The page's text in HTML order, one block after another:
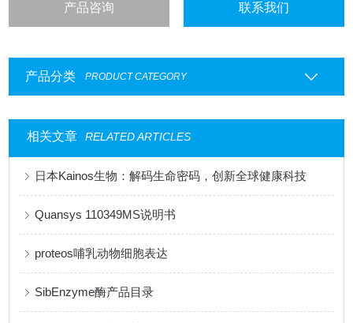
产品咨询 联系我们
产品分类 PRODUCT CATEGORY
相关文章 RELATED ARTICLES
日本Kainos生物：解码生命密码，创新全球健康科技
Quansys 110349MS说明书
proteos哺乳动物细胞表达
SibEnzyme酶产品目录